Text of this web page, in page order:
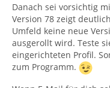
Danach sei vorsichtig
Version 78 zeigt
Umfeld keine neue
ausgerollt wird. Teste
eingerichteten Profil.
zum Programm.